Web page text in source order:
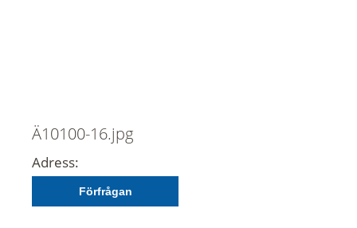
Ä10100-16.jpg
Adress:
Förfrågan